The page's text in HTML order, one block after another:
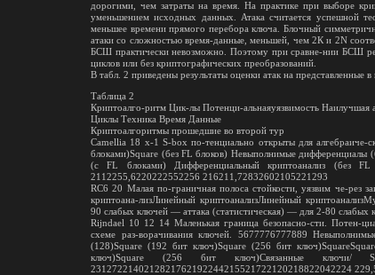
дорогими, чем затраты на время. На практике при выборе
уменьшением исходных данных. Атака считается успешной
меньшее времени прямого перебора ключа. Блочный
атаки со сложностью время-данные, меньшей, чем 2К и 2N
БСШ практически невозможно. Поэтому при сравне-нии БСШ
циклов или без криптографических преобразований.
В табл. 2 приведены результаты оценки атак на представленные
Таблица 2
Криптоалго-ритм Цик-лы Потенци-альнаяуязвимость Наилучшая
Циклы Техника Время Данные
Криптоалгоритмы прошедшие во второй тур
Camellia 18 x-1 S-box по-тенциально открыты для
блоками)Square (без FL блоков) Невыполнимые дифференциалы
(с FL блоками) Дифференциальный криптоанализ (без
2112255,6220222552256 216211,72832602105221293
RC6 20 Малая по-граничная полоса стойкости, уязвим че-рез
криптоана-лизЛинейный криптоанализЛинейный
90 слабых ключей — аттака (статистическая) — для 2-80
Rijndael 10 12 14 Маленькая граница безопасно-сти. Потен-
схеме раз-ворачивания ключей. 5677776777889
(128)Square (192 бит ключ)Square (256 бит
ключ)Square (256 бит ключ)Связанные
2312722140212821762192244215521722120218822042224